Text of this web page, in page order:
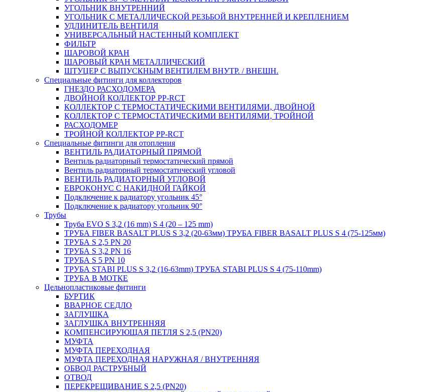
УГОЛЬНИК ВНУТРЕННИЙ
УГОЛЬНИК С МЕТАЛЛИЧЕСКОЙ РЕЗЬБОЙ ВНУТРЕННЕЙ И КРЕПЛЕНИЕМ
УДЛИНИТЕЛЬ ВЕНТИЛЯ
УНИВЕРСАЛЬНЫЙ НАСТЕННЫЙ КОМПЛЕКТ
ФИЛЬТР
ШАРОВОЙ КРАН
ШАРОВЫЙ КРАН МЕТАЛЛИЧЕСКИЙ
ШТУЦЕР С ВЫПУСКНЫМ ВЕНТИЛЕМ ВНУТР. / ВНЕШН.
Специальные фитинги для коллекторов
ГНЕЗДО РАСХОДОМЕРА
ДВОЙНОЙ КОЛЛЕКТОР PP-RCT
КОЛЛЕКТОР С ТЕРМОСТАТИЧЕСКИМИ ВЕНТИЛЯМИ, ДВОЙНОЙ
КОЛЛЕКТОР С ТЕРМОСТАТИЧЕСКИМИ ВЕНТИЛЯМИ, ТРОЙНОЙ
РАСХОДОМЕР
ТРОЙНОЙ КОЛЛЕКТОР PP-RCT
Специальные фитинги для отопления
ВЕНТИЛЬ РАДИАТОРНЫЙ ПРЯМОЙ
Вентиль радиаторный термостатический прямой
Вентиль радиаторный термостатический угловой
ВЕНТИЛЬ РАДИАТОРНЫЙ УГЛОВОЙ
ЕВРОКОНУС С НАКИДНОЙ ГАЙКОЙ
Подключение к радиатору угольник 45°
Подключение к радиатору угольник 90°
Трубы
Труба EVO S 3,2 (16 mm) S 4 (20 – 125 mm)
ТРУБА FIBER BASALT PLUS S 3,2 (20-63мм) ТРУБА FIBER BASALT PLUS S 4 (75-125мм)
ТРУБА S 2,5 PN 20
ТРУБА S 3,2 PN 16
ТРУБА S 5 PN 10
ТРУБА STABI PLUS S 3,2 (16-63mm) ТРУБА STABI PLUS S 4 (75-110mm)
ТРУБА В МОТКЕ
Цельнопластиковые фитинги
БУРТИК
ВВАРНОЕ СЕДЛО
ЗАГЛУШКА
ЗАГЛУШКА ВНУТРЕННЯЯ
КОМПЕНСИРУЮЩАЯ ПЕТЛЯ S 2,5 (PN20)
МУФТА
МУФТА ПЕРЕХОДНАЯ
МУФТА ПЕРЕХОДНАЯ НАРУЖНАЯ / ВНУТРЕННЯЯ
ОБВОД РАСТРУБНЫЙ
ОТВОД
ПЕРЕКРЕЩИВАНИЕ S 2,5 (PN20)